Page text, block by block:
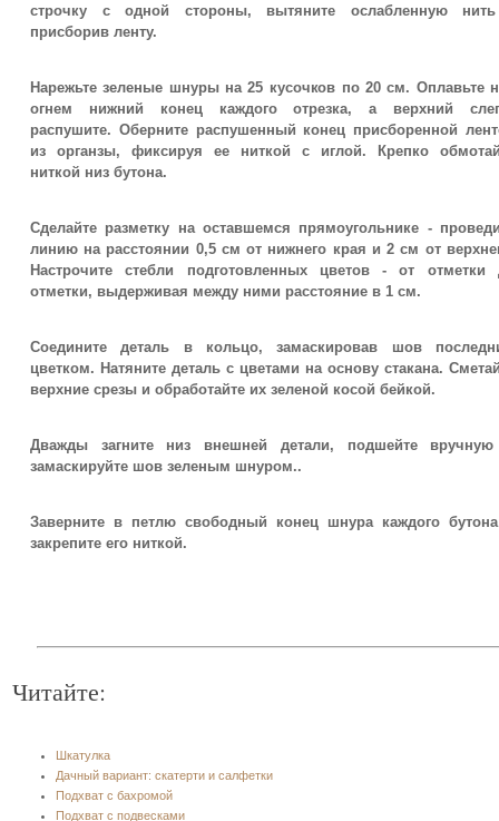
строчку с одной стороны, вытяните ослабленную
присборив ленту.
Нарежьте зеленые шнуры на 25 кусочков по 20 см. Оплавьте
огнем нижний конец каждого отрезка, а верхний
распушите. Оберните распушенный конец присборенной
из органзы, фиксируя ее ниткой с иглой. Крепко
ниткой низ бутона.
Сделайте разметку на оставшемся прямоугольнике -
линию на расстоянии 0,5 см от нижнего края и 2 см от
Настрочите стебли подготовленных цветов - от отметки
отметки, выдерживая между ними расстояние в 1 см.
Соедините деталь в кольцо, замаскировав шов
цветком. Натяните деталь с цветами на основу стакана.
верхние срезы и обработайте их зеленой косой бейкой.
Дважды загните низ внешней детали, подшейте
замаскируйте шов зеленым шнуром..
Заверните в петлю свободный конец шнура каждого
закрепите его ниткой.
Читайте:
Шкатулка
Дачный вариант: скатерти и салфетки
Подхват с бахромой
Подхват с подвесками